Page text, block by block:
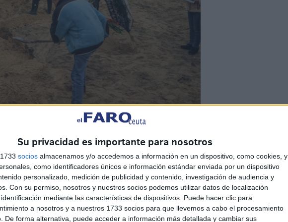
Su privacidad es importante para nosotros
socios almacenamos y/o accedemos a información en un dispositivo, como cookies, y
como identificadores únicos e información estándar enviada por un dispositivo
personalizado, medición de publicidad y contenido, investigación de audiencia y
Con su permiso, nosotros y nuestros socios podemos utilizar datos de localización
mediante las características de dispositivos. Puede hacer clic para
a nosotros y a nuestros 1733 socios para que llevemos a cabo el procesamiento
De forma alternativa, puede acceder a información más detallada y cambiar sus
para Sánchez está instalada la presencia de Vox. En
y León, Abascal twitteó a Le Pen felicitándola de su
de Europa se enfrentaban a elegir entre “la
progresista que nos está arruinando”. Además en la
el populismo social de Le Pen ha conseguido
en 2012 obtuvo el 17,9% de los votos, el 2017